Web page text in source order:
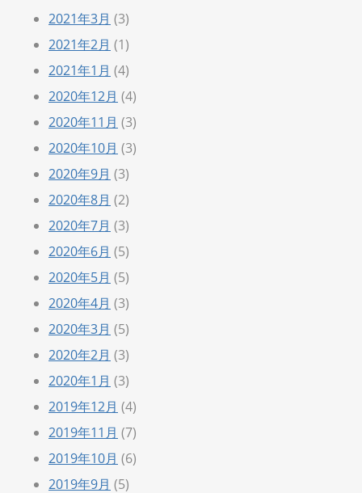
2021年3月 (3)
2021年2月 (1)
2021年1月 (4)
2020年12月 (4)
2020年11月 (3)
2020年10月 (3)
2020年9月 (3)
2020年8月 (2)
2020年7月 (3)
2020年6月 (5)
2020年5月 (5)
2020年4月 (3)
2020年3月 (5)
2020年2月 (3)
2020年1月 (3)
2019年12月 (4)
2019年11月 (7)
2019年10月 (6)
2019年9月 (5)